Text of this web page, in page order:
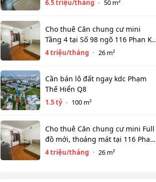
6.5 triệu/tháng 50 m²
Cho thuê Căn chung cư mini
Tầng 4 tại Số 98 ngõ 116 Phan Kế
Bính, Cống Vị, Ba Đình. Chỉ 4tr
4 triệu/tháng 26 m²
Cần bán lô đất ngay kdc Phạm
Thế Hiển Q8
1.5 tỷ 100 m²
Cho thuê Căn chung cư mini Full
đồ mới, thoáng mát tại 116 Phan
Kế Bính, Ba Đình. Chỉ 4 tr
4 triệu/tháng 26 m²